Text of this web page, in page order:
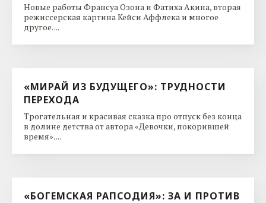
Новые работы Франсуа Озона и Фатиха Акина, вторая
режиссерская картина Кейси Аффлека и многое
другое. ...
«МИРАЙ ИЗ БУДУЩЕГО»: ТРУДНОСТИ
ПЕРЕХОДА
Трогательная и красивая сказка про отпуск без конца
в долине детства от автора «Девочки, покорившей
время». ...
«БОГЕМСКАЯ РАПСОДИЯ»: ЗА И ПРОТИВ